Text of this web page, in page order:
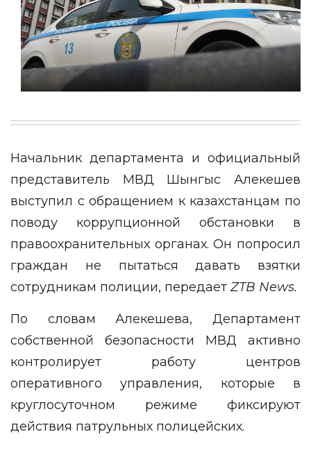
Начальник департамента и официальный
представитель МВД Шынгыс Алекешев
выступил с обращением к казахстанцам по
поводу коррупционной обстановки в
правоохранительных органах. Он попросил
граждан не пытаться давать взятки
сотрудникам полиции, передает ZTB News.
По словам Алекешева, Департамент
собственной безопасности МВД активно
контролирует работу центров
оперативного управления, которые в
круглосуточном режиме фиксируют
действия патрульных полицейских.